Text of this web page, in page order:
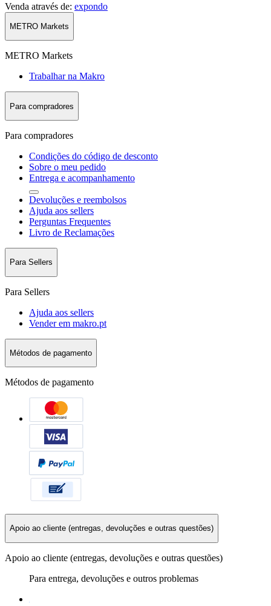
Venda através de: expondo
METRO Markets
METRO Markets
Trabalhar na Makro
Para compradores
Para compradores
Condições do código de desconto
Sobre o meu pedido
Entrega e acompanhamento
Devoluções e reembolsos
Ajuda aos sellers
Perguntas Frequentes
Livro de Reclamações
Para Sellers
Para Sellers
Ajuda aos sellers
Vender em makro.pt
Métodos de pagamento
Métodos de pagamento
Apoio ao cliente (entregas, devoluções e outras questões)
Apoio ao cliente (entregas, devoluções e outras questões)
Para entrega, devoluções e outros problemas